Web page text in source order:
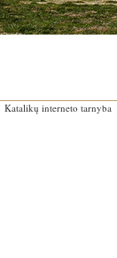
Katalikų interneto tarnyba